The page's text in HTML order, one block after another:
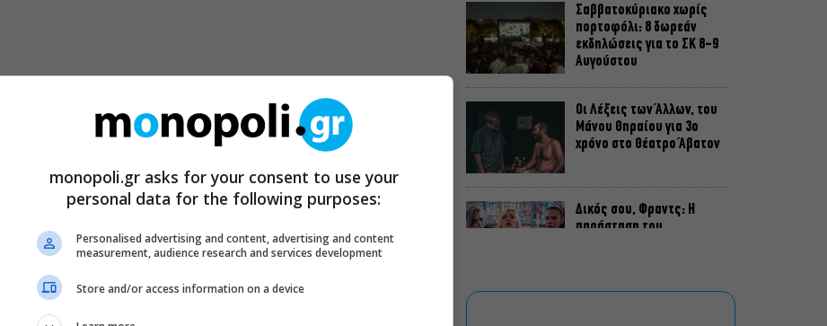
Σαββατοκύριακο χωρίς
πορτοφόλι: 8 δωρεάν
εκδηλώσεις για το ΣΚ 8-9
Αυγούστου
Οι Λέξεις των Άλλων, του
Μάνου Θηραίου για 3ο
χρόνο στο Θέατρο Άβατον
Δικός σου, Φραντς: Η
παράσταση του
monopoli.gr asks for your consent to use your
personal data for the following purposes:
Personalised advertising and content, advertising and content
measurement, audience research and services development
Store and/or access information on a device